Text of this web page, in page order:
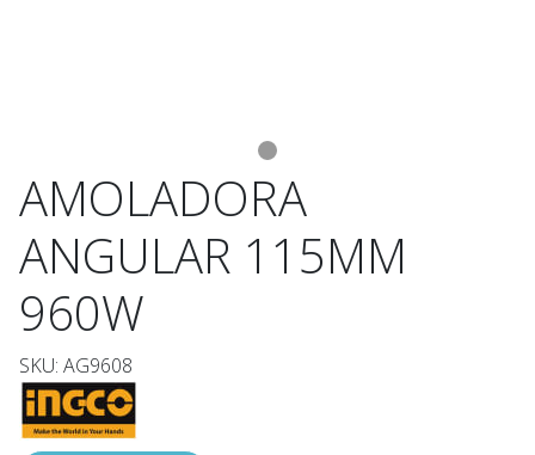
AMOLADORA
ANGULAR 115MM
960W
SKU: AG9608